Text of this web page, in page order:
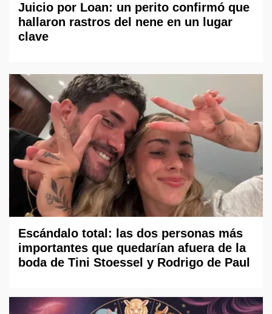
Juicio por Loan: un perito confirmó que
hallaron rastros del nene en un lugar
clave
Escándalo total: las dos personas más
importantes que quedarían afuera de la
boda de Tini Stoessel y Rodrigo de Paul